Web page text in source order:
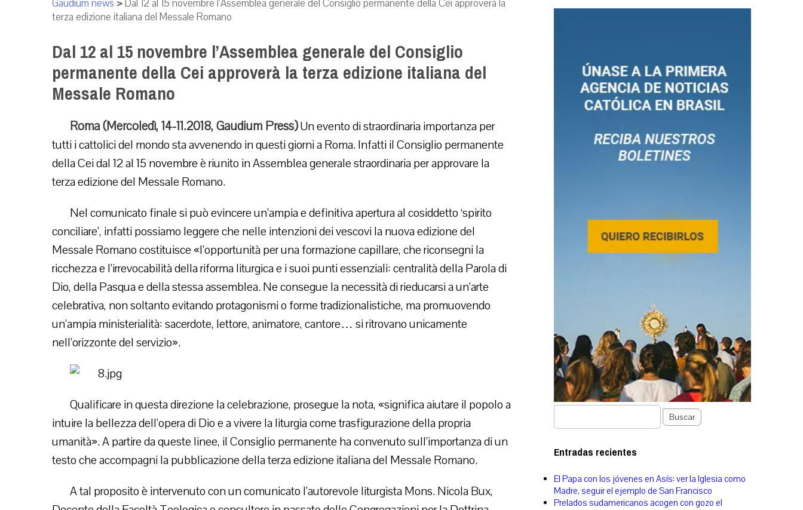
Gaudium news >Dal 12 al 15 novembre l’Assemblea generale del Consiglio permanente della Cei approverà la
terza edizione italiana del Messale Romano
Dal 12 al 15 novembre l’Assemblea generale del Consiglio
permanente della Cei approverà la terza edizione italiana del
Messale Romano
Roma (Mercoledì, 14-11.2018, Gaudium Press)Un evento di straordinaria importanza per
tutti i cattolici del mondo sta avvenendo in questi giorni a Roma. Infatti il Consiglio permanente
della Cei dal 12 al 15 novembre è riunito in Assemblea generale straordinaria per approvare la
terza edizione del Messale Romano.
Nel comunicato finale si può evincere un’ampia e definitiva apertura al cosiddetto ‘spirito
conciliare’, infatti possiamo leggere che nelle intenzioni dei vescovi la nuova edizione del
Messale Romano costituisce «l’opportunità per una formazione capillare, che riconsegni la
ricchezza e l’irrevocabilità della riforma liturgica e i suoi punti essenziali: centralità della Parola di
Dio, della Pasqua e della stessa assemblea. Ne consegue la necessità di rieducarsi a un’arte
celebrativa, non soltanto evitando protagonismi o forme tradizionalistiche, ma promuovendo
un’ampia ministerialità: sacerdote, lettore, animatore, cantore… si ritrovano unicamente
nell’orizzonte del servizio».
Qualificare in questa direzione la celebrazione, prosegue la nota, «significa aiutare il popolo a
intuire la bellezza dell’opera di Dio e a vivere la liturgia come trasfigurazione della propria
umanità». A partire da queste linee, il Consiglio permanente ha convenuto sull’importanza di un
testo che accompagni la pubblicazione della terza edizione italiana del Messale Romano.
A tal proposito è intervenuto con un comunicato l’autorevole liturgista Mons. Nicola Bux,
Buscar
Entradas recientes
El Papa con los jóvenes en Asís: ver la Iglesia como
Madre, seguir el ejemplo de San Francisco
Prelados sudamericanos acogen con gozo el